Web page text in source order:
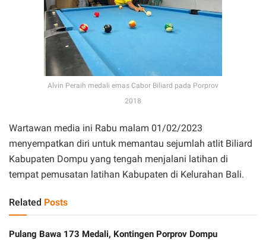
Alvin Peraih medali emas Cabor Biliard pada Porprov
2018
Wartawan media ini Rabu malam 01/02/2023
menyempatkan diri untuk memantau sejumlah atlit Biliard
Kabupaten Dompu yang tengah menjalani latihan di
tempat pemusatan latihan Kabupaten di Kelurahan Bali.
Related Posts
Pulang Bawa 173 Medali, Kontingen Porprov Dompu